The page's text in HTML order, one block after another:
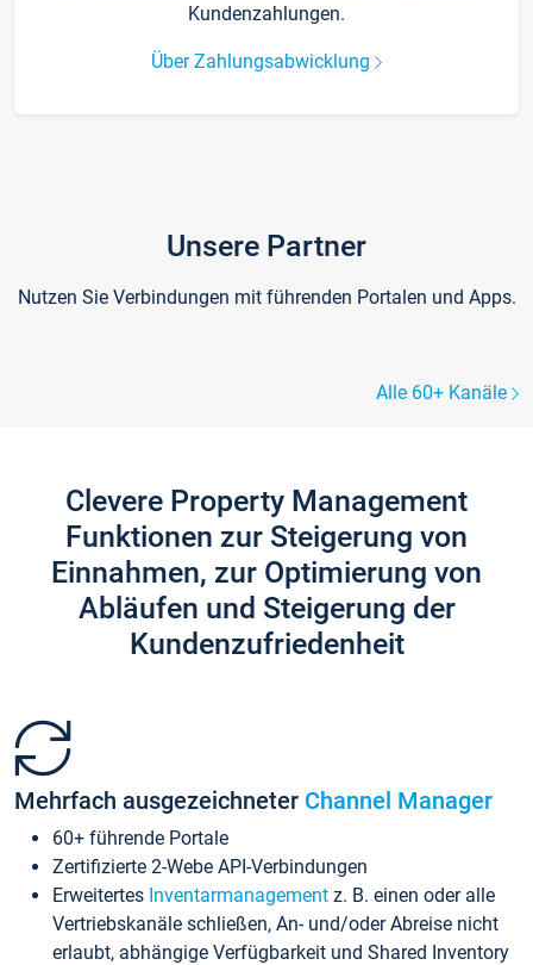
Kundenzahlungen.
Über Zahlungsabwicklung
Unsere Partner
Nutzen Sie Verbindungen mit führenden Portalen und Apps.
Alle 60+ Kanäle
Clevere Property Management
Funktionen zur Steigerung von
Einnahmen, zur Optimierung von
Abläufen und Steigerung der
Kundenzufriedenheit
Mehrfach ausgezeichneter Channel Manager
60+ führende Portale
Zertifizierte 2-Webe API-Verbindungen
Erweitertes Inventarmanagement z. B. einen oder alle
Vertriebskanäle schließen, An- und/oder Abreise nicht
erlaubt, abhängige Verfügbarkeit und Shared Inventory